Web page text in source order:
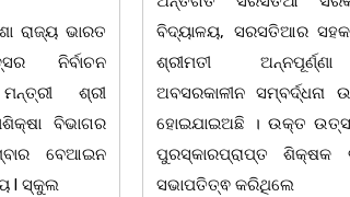
ଶିକ୍ଷୟିତ୍ରୀ
ମିଶ୍ରଙ୍କର
ଅନୁଷ୍ଠିତ
ରାଜ୍ୟପାଳ
ନାୟକ
ଭୁବନେଶ୍ୱର ତା 4 ରିଖ l
ପାଠ ପଢା ପାଇଁ ସରକାରଙ୍କ
ପ୍ରଥମ ଶ୍ରେଣୀ ବହିରେ
ବର୍ଣମାଳାରେ ସ୍ୱର ବର୍ଣ ଓ
ଘୋର